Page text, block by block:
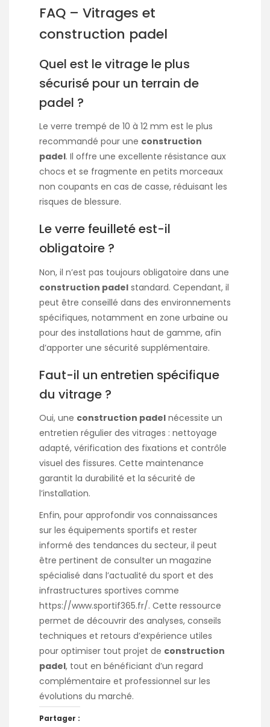
FAQ – Vitrages et
construction padel
Quel est le vitrage le plus
sécurisé pour un terrain de
padel ?
Le verre trempé de 10 à 12 mm est le plus
recommandé pour une construction
padel. Il offre une excellente résistance aux
chocs et se fragmente en petits morceaux
non coupants en cas de casse, réduisant les
risques de blessure.
Le verre feuilleté est-il
obligatoire ?
Non, il n’est pas toujours obligatoire dans une
construction padel standard. Cependant, il
peut être conseillé dans des environnements
spécifiques, notamment en zone urbaine ou
pour des installations haut de gamme, afin
d’apporter une sécurité supplémentaire.
Faut-il un entretien spécifique
du vitrage ?
Oui, une construction padel nécessite un
entretien régulier des vitrages : nettoyage
adapté, vérification des fixations et contrôle
visuel des fissures. Cette maintenance
garantit la durabilité et la sécurité de
l’installation.
Enfin, pour approfondir vos connaissances
sur les équipements sportifs et rester
informé des tendances du secteur, il peut
être pertinent de consulter un magazine
spécialisé dans l’actualité du sport et des
infrastructures sportives comme
https://www.sportif365.fr/. Cette ressource
permet de découvrir des analyses, conseils
techniques et retours d’expérience utiles
pour optimiser tout projet de construction
padel, tout en bénéficiant d’un regard
complémentaire et professionnel sur les
évolutions du marché.
Partager :